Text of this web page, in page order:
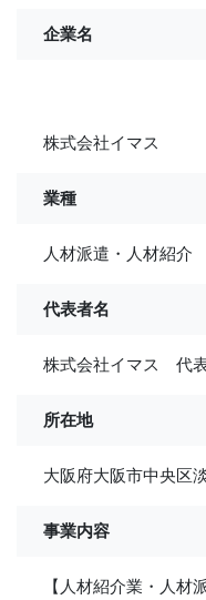
企業名
株式会社イマス
業種
人材派遣・人材紹介
代表者名
株式会社イマス 代
所在地
大阪府大阪市中央区
事業内容
【人材紹介業・人材